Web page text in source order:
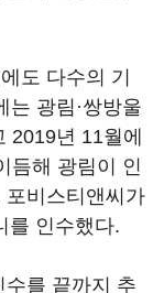
도 다수의 기
는 광림·쌍방울
2019년 11월에
듬해 광림이 인
포비스티앤씨가
를 인수했다.
를 끝까지 추